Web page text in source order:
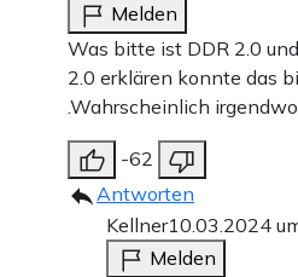
Melden
Was bitte ist DDR 2.0
2.0 erklären konnte das
.Wahrscheinlich
-62
Antworten
Kellner10.03.2024
Melden